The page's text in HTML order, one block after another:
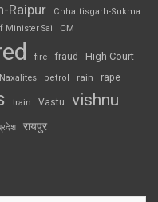
Raipur
Chhattisgarh-Sukma
Minister Sai CM
fire fraud High Court
Naxalites petrol rain rape
train Vastu vishnu
रायपुर